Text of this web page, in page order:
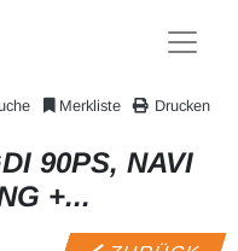
Drucken
Merkliste
90PS, NAVI
+...